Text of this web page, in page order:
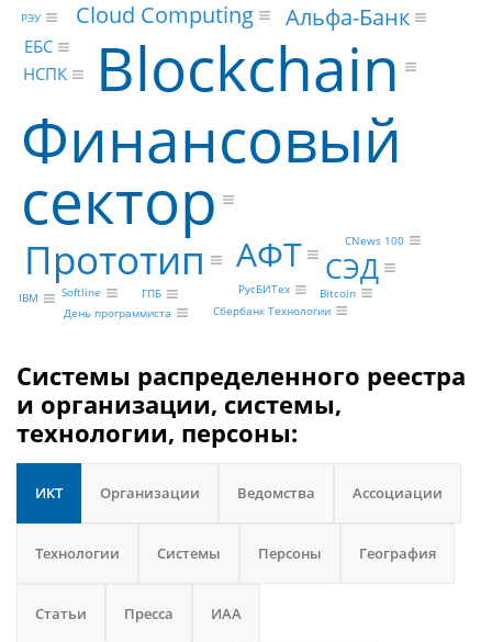
Финансовый
сектор
Blockchain
Прототип АФТ СЭД
Альфа-Банк
Cloud Computing
ЕБС
НСПК
IBM Softline РусБИТех
ГПБ Bitcoin
CNews 100
РЭУ
День программиста Сбербанк Технологии
Системы распределенного реестра
и организации, системы,
технологии, персоны:
ИКТ Организации Ведомства Ассоциации
Технологии Системы Персоны География
Статьи Пресса ИАА